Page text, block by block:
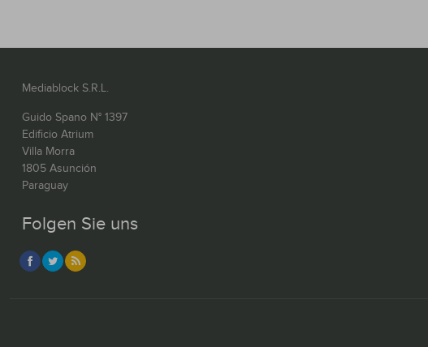
Mediablock S.R.L.
Guido Spano N° 1397
Edificio Atrium
Villa Morra
1805 Asunción
Paraguay
Folgen Sie uns